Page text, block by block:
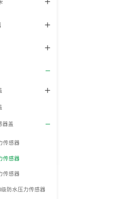
器盖
传感器
传感器
传感器
防水压力传感器